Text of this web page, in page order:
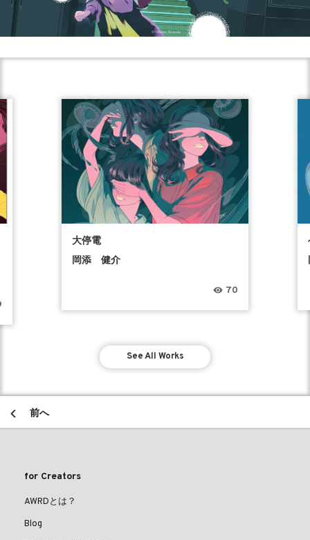
大停電
岡添 健介
70
See All Works
前へ
for Creators
AWRDとは？
Blog